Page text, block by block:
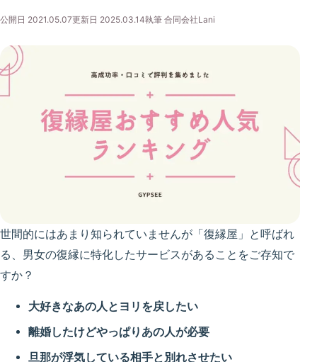
公開日 2021.05.07更新日 2025.03.14執筆 合同会社Lani
世間的にはあまり知られていませんが「復縁屋」と呼ばれ
る、男女の復縁に特化したサービスがあることをご存知で
すか？
大好きなあの人とヨリを戻したい
離婚したけどやっぱりあの人が必要
旦那が浮気している相手と別れさせたい